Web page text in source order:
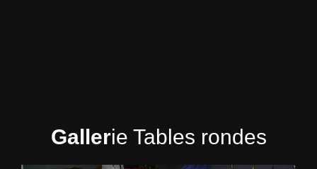
Gallerie Tables rondes